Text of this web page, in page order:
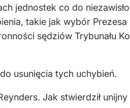
jednostek co do
takie jak wybór Prezesa
sędziów Trybunału
usunięcia tych uchybień.
Jak stwierdził